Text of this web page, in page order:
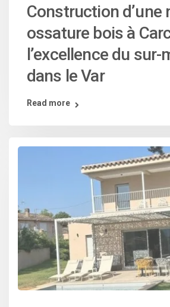
Construction d’une
ossature bois à
l’excellence du sur-
dans le Var
Read more